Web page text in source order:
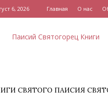
6, 2026 Главная О нас
Книги
СВЯТОГО ПАИСИЯ